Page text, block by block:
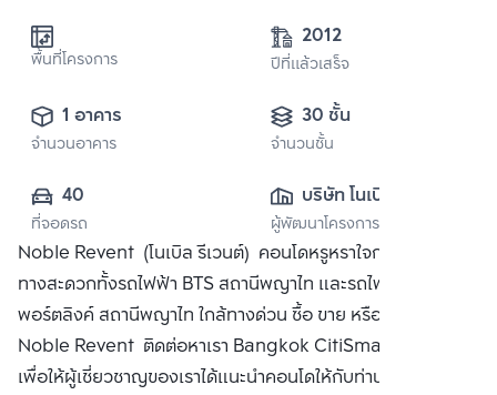
พื้นที่โครงการ
2012
ปีที่แล้วเสร็จ
1 อาคาร
จำนวนอาคาร
30 ชั้น
จำนวนชั้น
40
ที่จอดรถ
บริษัท โนเบิล ดี
เวลลอปเมนท์ จำกัด
(มหาชน)
ผู้พัฒนาโครงการ
Noble Revent (โนเบิล รีเวนต์) คอนโดหรูหราใจกลางเมือเดิน
ทางสะดวกทั้งรถไฟฟ้า BTS สถานีพญาไท และรถไฟฟ้าแอร์
พอร์ตลิงค์ สถานีพญาไท ใกล้ทางด่วน ซื้อ ขาย หรือ เช่า คอนโด
Noble Revent ติดต่อหาเรา Bangkok CitiSmart ได้ทันที
เพื่อให้ผู้เชี่ยวชาญของเราได้แนะนำคอนโดให้กับท่าน